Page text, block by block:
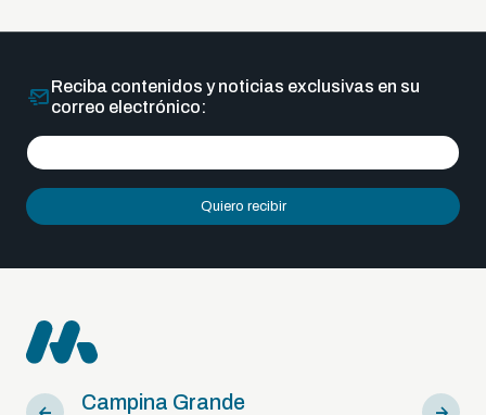
Reciba contenidos y noticias exclusivas en su
correo electrónico:
Quiero recibir
Campina Grande Sousa